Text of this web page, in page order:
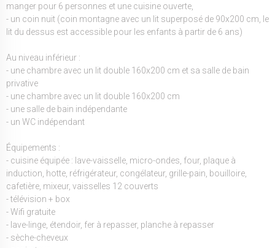
manger pour 6 personnes et une cuisine ouverte,
- un coin nuit (coin montagne avec un lit superposé de 90x200 cm, le
lit du dessus est accessible pour les enfants à partir de 6 ans)
Au niveau inférieur :
- une chambre avec un lit double 160x200 cm et sa salle de bain
privative
- une chambre avec un lit double 160x200 cm
- une salle de bain indépendante
- un WC indépendant
Équipements :
- cuisine équipée : lave-vaisselle, micro-ondes, four, plaque à
induction, hotte, réfrigérateur, congélateur, grille-pain, bouilloire,
cafetière, mixeur, vaisselles 12 couverts
- télévision + box
- Wifi gratuite
- lave-linge, étendoir, fer à repasser, planche à repasser
- sèche-cheveux